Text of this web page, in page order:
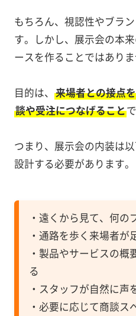
もちろん、視認性やブラ
す。しかし、展示会の本
ースを作ることではありま
目的は、 来場者との接点
談や受注につなげること
つまり、展示会の内装は
設計する必要があります。
・遠くから見て、何の
・通路を歩く来場者が
・製品やサービスの概
る
・スタッフが自然に声
・必要に応じて商談ス